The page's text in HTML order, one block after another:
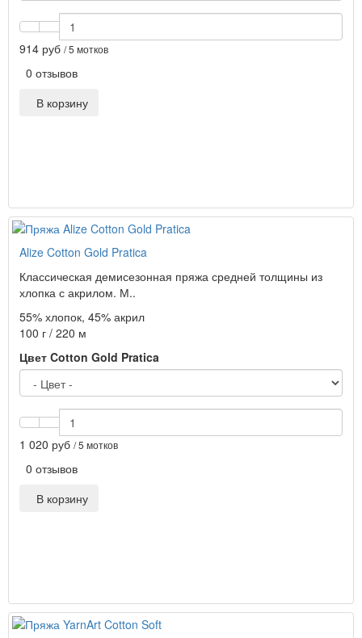
914 руб / 5 мотков
0 отзывов
В корзину
Alize Cotton Gold Pratica
Классическая демисезонная пряжа средней толщины из
хлопка с акрилом. М..
55% хлопок, 45% акрил
100 г / 220 м
Цвет Cotton Gold Pratica
1 020 руб / 5 мотков
0 отзывов
В корзину